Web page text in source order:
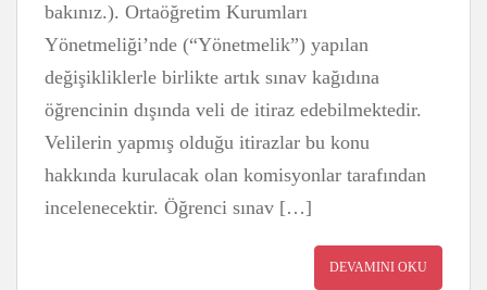
bakınız.). Ortaöğretim Kurumları
Yönetmeliği’nde (“Yönetmelik”) yapılan
değişikliklerle birlikte artık sınav kağıdına
öğrencinin dışında veli de itiraz edebilmektedir.
Velilerin yapmış olduğu itirazlar bu konu
hakkında kurulacak olan komisyonlar tarafından
incelenecektir. Öğrenci sınav […]
DEVAMINI OKU